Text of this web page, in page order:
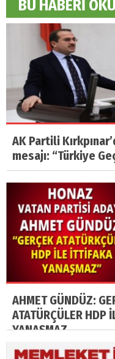
BU HABERİ
AK Partili
mesajı: “Türkiye
AHMET GÜNDÜZ:
ATATÜRÇÜLER HDP
YANAŞMAZ